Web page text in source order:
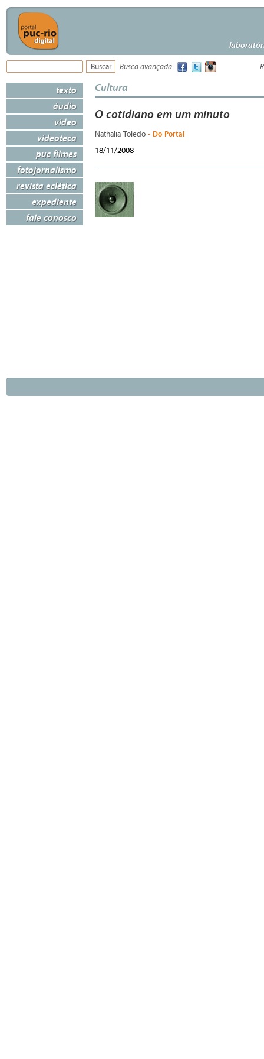
Busca avançada
texto
áudio
vídeo
videoteca
puc filmes
fotojornalismo
revista eclética
expediente
fale conosco
Cultura
O cotidiano em um minuto
Nathalia Toledo - Do Portal
18/11/2008